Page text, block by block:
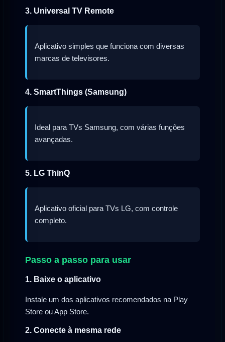
3. Universal TV Remote
Aplicativo simples que funciona com diversas
marcas de televisores.
4. SmartThings (Samsung)
Ideal para TVs Samsung, com várias funções
avançadas.
5. LG ThinQ
Aplicativo oficial para TVs LG, com controle
completo.
Passo a passo para usar
1. Baixe o aplicativo
Instale um dos aplicativos recomendados na Play
Store ou App Store.
2. Conecte à mesma rede